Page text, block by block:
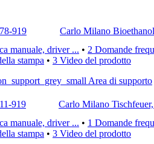
919
Carlo Milano
manuale, driver ... • 2 Domande
stampa • 3 Video del prodotto
Area di supporto
919
Carlo Milano
manuale, driver ... • 1 Domande
stampa • 3 Video del prodotto